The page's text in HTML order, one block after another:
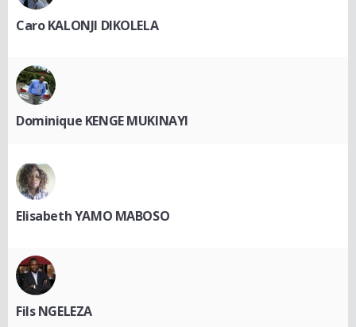
Caro KALONJI DIKOLELA
Dominique KENGE MUKINAYI
Elisabeth YAMO MABOSO
Fils NGELEZA